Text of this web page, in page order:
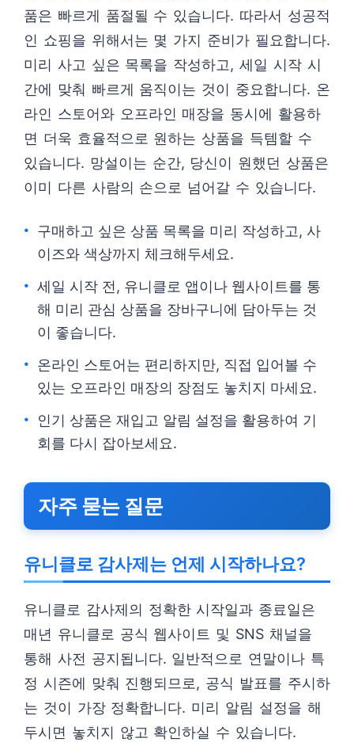
품은 빠르게 품절될 수 있습니다. 따라서 성공적
인 쇼핑을 위해서는 몇 가지 준비가 필요합니다.
미리 사고 싶은 목록을 작성하고, 세일 시작 시
간에 맞춰 빠르게 움직이는 것이 중요합니다. 온
라인 스토어와 오프라인 매장을 동시에 활용하
면 더욱 효율적으로 원하는 상품을 득템할 수
있습니다. 망설이는 순간, 당신이 원했던 상품은
이미 다른 사람의 손으로 넘어갈 수 있습니다.
구매하고 싶은 상품 목록을 미리 작성하고, 사
이즈와 색상까지 체크해두세요.
세일 시작 전, 유니클로 앱이나 웹사이트를 통
해 미리 관심 상품을 장바구니에 담아두는 것
이 좋습니다.
온라인 스토어는 편리하지만, 직접 입어볼 수
있는 오프라인 매장의 장점도 놓치지 마세요.
인기 상품은 재입고 알림 설정을 활용하여 기
회를 다시 잡아보세요.
자주 묻는 질문
유니클로 감사제는 언제 시작하나요?
유니클로 감사제의 정확한 시작일과 종료일은
매년 유니클로 공식 웹사이트 및 SNS 채널을
통해 사전 공지됩니다. 일반적으로 연말이나 특
정 시즌에 맞춰 진행되므로, 공식 발표를 주시하
는 것이 가장 정확합니다. 미리 알림 설정을 해
두시면 놓치지 않고 확인하실 수 있습니다.